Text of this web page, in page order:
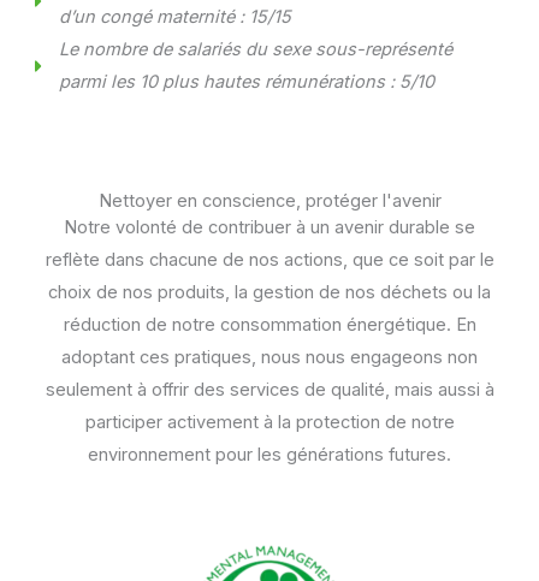
d’un congé maternité : 15/15
Le nombre de salariés du sexe sous-représenté
parmi les 10 plus hautes rémunérations : 5/10
Nettoyer en conscience, protéger l'avenir
Notre volonté de contribuer à un avenir durable se
reflète dans chacune de nos actions, que ce soit par le
choix de nos produits, la gestion de nos déchets ou la
réduction de notre consommation énergétique. En
adoptant ces pratiques, nous nous engageons non
seulement à offrir des services de qualité, mais aussi à
participer activement à la protection de notre
environnement pour les générations futures.